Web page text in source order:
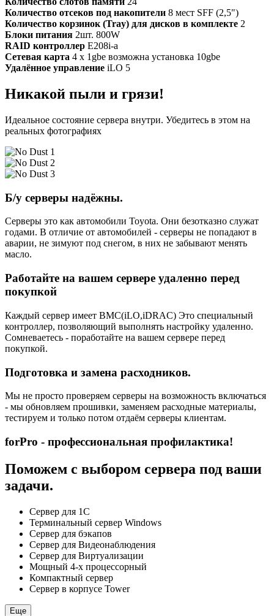
Количество отсеков под накопители 8 мест SFF (2,5")
Количество корзинок (Tray) для дисков в комплекте 2
Блоки питания 2шт. 800W
RAID контроллер E208i-a
Сетевая карта 4 x 1gbe возможна установка 10gbe
Удалённое управление iLO 5
Никакой пыли и грязи!
Идеальное состояние сервера внутри. Убедитесь в этом на
реальных фотографиях
Б/у серверы надёжны.
Серверы это как автомобили Toyota. Они безотказно служат
годами. В отличие от автомобилей - серверы не попадают в
аварии, не зимуют под снегом, в них не забывают менять
масло.
Работайте на вашем сервере удаленно перед
покупкой
Каждый сервер имеет BMC(iLO,iDRAC) Это специальный
контроллер, позволяющий выполнять настройку удаленно.
Сомневаетесь - поработайте на вашем сервере перед
покупкой.
Подготовка и замена расходников.
Мы не просто проверяем серверы на возможность включаться
- мы обновляем прошивки, заменяем расходные материалы,
тестируем и только потом отдаём серверы клиентам.
forPro - профессиональная профилактика!
Поможем с выбором сервера под ваши
задачи.
Сервер для 1С
Терминальный сервер Windows
Сервер для бэкапов
Сервер для Видеонаблюдения
Сервер для Виртуализации
Мощный 4-х процессорный
Компактный сервер
Сервер в корпусе Tower
Еще